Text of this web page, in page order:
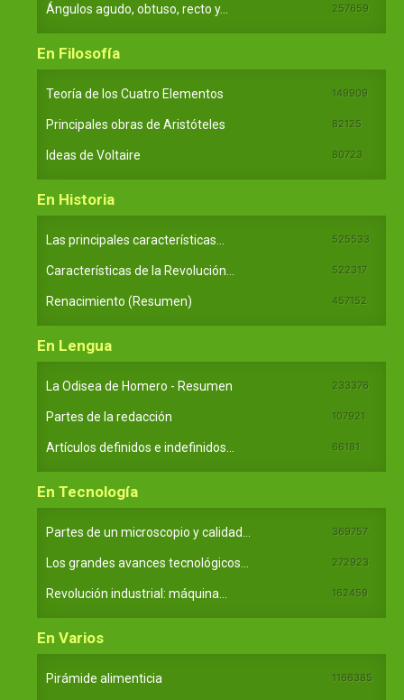
Ángulos agudo, obtuso, recto y... 257659
En Filosofía
Teoría de los Cuatro Elementos 149909
Principales obras de Aristóteles 82125
Ideas de Voltaire 80723
En Historia
Las principales características... 525533
Características de la Revolución... 522317
Renacimiento (Resumen) 457152
En Lengua
La Odisea de Homero - Resumen 233376
Partes de la redacción 107921
Artículos definidos e indefinidos... 66181
En Tecnología
Partes de un microscopio y calidad... 369757
Los grandes avances tecnológicos... 272923
Revolución industrial: máquina... 162459
En Varios
Pirámide alimenticia 1166385